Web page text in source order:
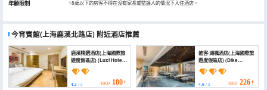
年齡限制 18歲以下的房客不得在沒有家長或監護人的情況下入住酒店。
今宵賓館(上海鹿溪北路店) 附近酒店推薦
鹿溪精選酒店(上海國際旅
遊度假區店) (Luxi Hotel
Shanghai)
4.2 / 5 HKD 180+
迪客·湖楓酒店(上海國際旅
遊度假區店) (Dike
Hufeng Hotel (Shanghai
International Tourism
Resort))
4.6/ 5 HKD 226+